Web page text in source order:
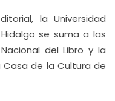
la Universidad
se suma a las
del Libro y la
de la Cultura de